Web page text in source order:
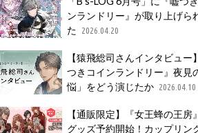
ンランドリー』が取り上げら
た
2026.04.20
【猿飛総司さんインタビュー
つきコインランドリー』夜見
悩」をどう演じたか 2026.04.10
【通販限定】『女王蜂の王房
グッズ予約開始！カップリン